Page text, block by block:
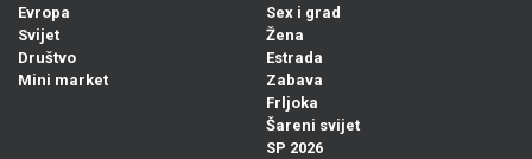
Evropa
Svijet
Društvo
Mini market
Sex i grad
Žena
Estrada
Zabava
Frljoka
Šareni svijet
SP 2026